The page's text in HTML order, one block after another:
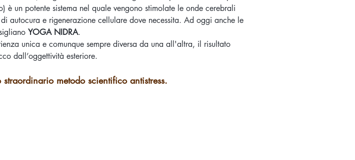
un potente sistema nel quale vengono stimolate le onde cerebrali
autocura e rigenerazione cellulare dove necessita. Ad oggi anche le
YOGA NIDRA.
unica e comunque sempre diversa da una all'altra, il risultato
dall’oggettività esteriore.
metodo scientifico antistress.